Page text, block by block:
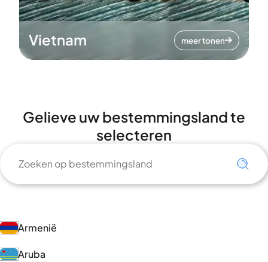
Vietnam meer tonen
Gelieve uw bestemmingsland te
selecteren
Armenië
Aruba